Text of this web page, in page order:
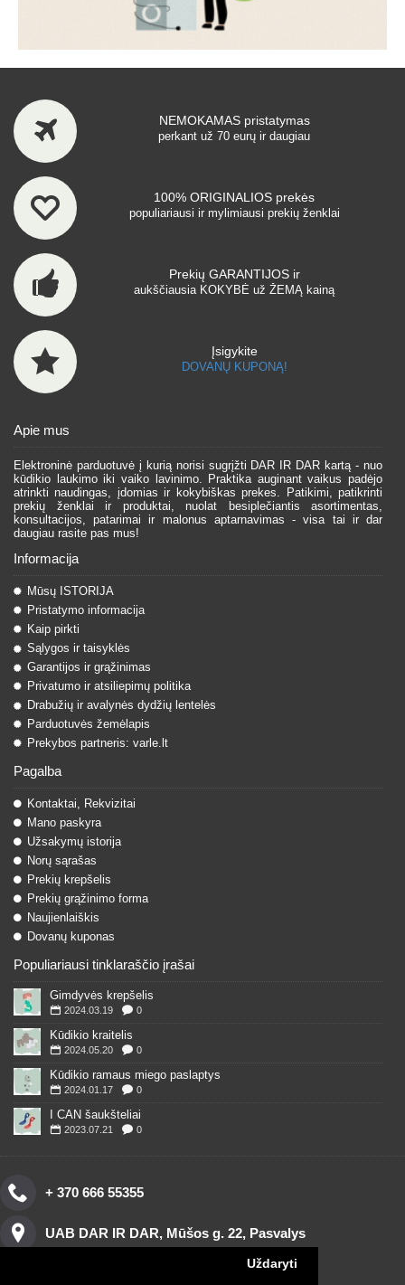
Uždaryti
NEMOKAMAS pristatymas
perkant už 70 eurų ir daugiau
100% ORIGINALIOS prekės
populiariausi ir mylimiausi prekių ženklai
Prekių GARANTIJOS ir
aukščiausia KOKYBĖ už ŽEMĄ kainą
Įsigykite
DOVANŲ KUPONĄ!
Apie mus
Elektroninė parduotuvė į kurią norisi sugrįžti DAR IR DAR kartą - nuo
kūdikio laukimo iki vaiko lavinimo. Praktika auginant vaikus padėjo
atrinkti naudingas, įdomias ir kokybiškas prekes. Patikimi, patikrinti
prekių ženklai ir produktai, nuolat besiplečiantis asortimentas,
konsultacijos, patarimai ir malonus aptarnavimas - visa tai ir dar
daugiau rasite pas mus!
Informacija
Mūsų ISTORIJA
Pristatymo informacija
Kaip pirkti
Sąlygos ir taisyklės
Garantijos ir grąžinimas
Privatumo ir atsiliepimų politika
Drabužių ir avalynės dydžių lentelės
Parduotuvės žemėlapis
Prekybos partneris: varle.lt
Pagalba
Kontaktai, Rekvizitai
Mano paskyra
Užsakymų istorija
Norų sąrašas
Prekių krepšelis
Prekių grąžinimo forma
Naujienlaiškis
Dovanų kuponas
Populiariausi tinklaraščio įrašai
Gimdyvės krepšelis
2024.03.19 0
Kūdikio kraitelis
2024.05.20 0
Kūdikio ramaus miego paslaptys
2024.01.17 0
I CAN šaukšteliai
2023.07.21 0
+ 370 666 55355
UAB DAR IR DAR, Mūšos g. 22, Pasvalys